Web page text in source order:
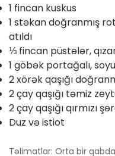
1 fincan kuskus
1 stəkan doğranmış
atıldı
⅓ fincan püstələr,
1 göbək portağalı,
2 xörək qaşığı
2 çay qaşığı təmiz
2 çay qaşığı qırmızı
Duz və istiot
Təlimatlar: Orta bir